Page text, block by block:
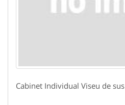
Cabinet Individual Viseu de sus